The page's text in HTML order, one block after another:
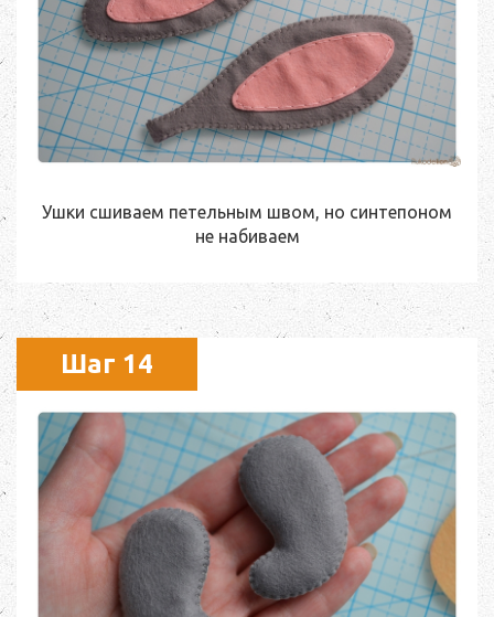
Ушки сшиваем петельным швом, но синтепоном
не набиваем
Шаг 14